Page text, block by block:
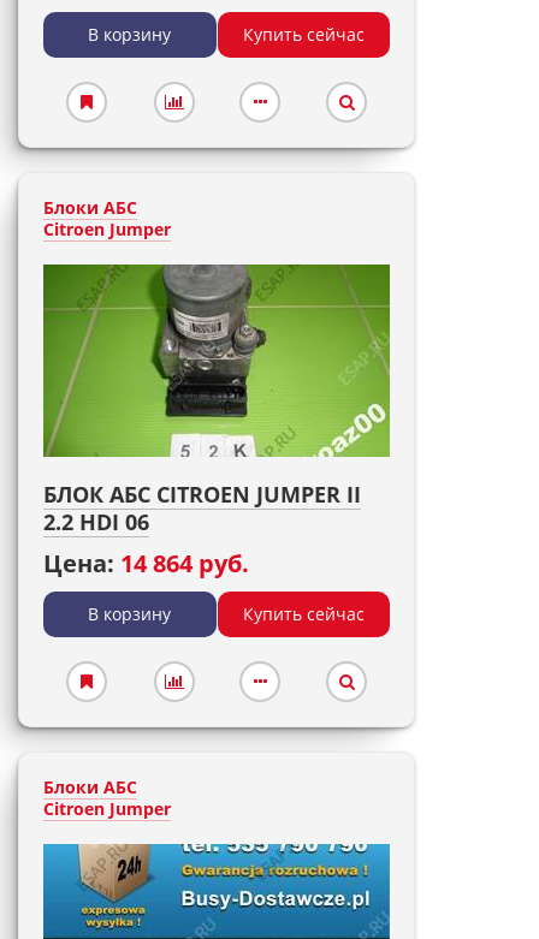
В корзину Купить сейчас
Блоки АБС
Citroen Jumper
БЛОК АБС CITROEN JUMPER II
2.2 HDI 06
Цена: 14 864 руб.
В корзину Купить сейчас
Блоки АБС
Citroen Jumper